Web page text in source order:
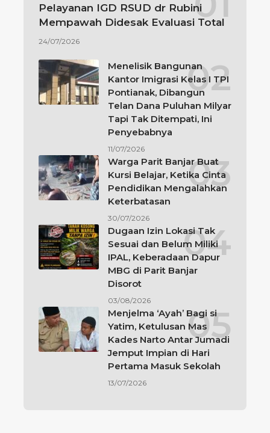
Pelayanan IGD RSUD dr Rubini
Mempawah Didesak Evaluasi Total
24/07/2026
Menelisik Bangunan
Kantor Imigrasi Kelas I TPI
Pontianak, Dibangun
Telan Dana Puluhan Milyar
Tapi Tak Ditempati, Ini
Penyebabnya
11/07/2026
Warga Parit Banjar Buat
Kursi Belajar, Ketika Cinta
Pendidikan Mengalahkan
Keterbatasan
30/07/2026
Dugaan Izin Lokasi Tak
Sesuai dan Belum Miliki
IPAL, Keberadaan Dapur
MBG di Parit Banjar
Disorot
03/08/2026
Menjelma ‘Ayah’ Bagi si
Yatim, Ketulusan Mas
Kades Narto Antar Jumadi
Jemput Impian di Hari
Pertama Masuk Sekolah
13/07/2026